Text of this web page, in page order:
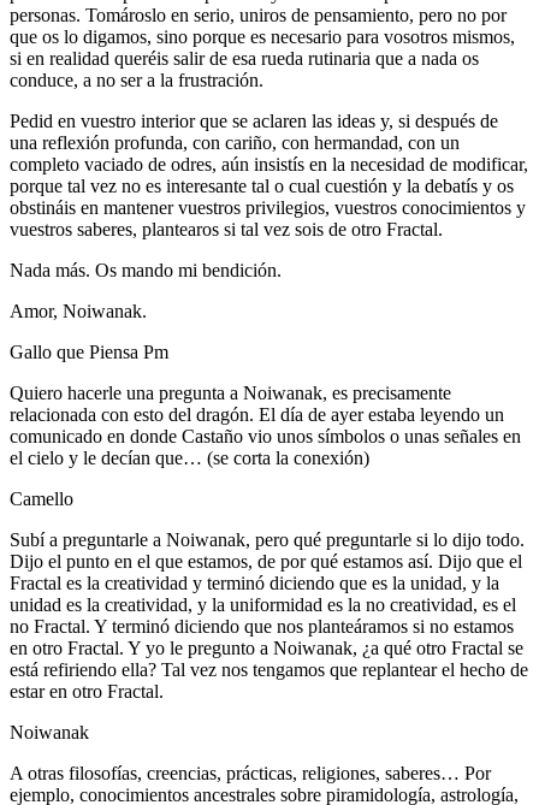
personas. Tomároslo en serio, uniros de pensamiento, pero no por
que os lo digamos, sino porque es necesario para vosotros mismos,
si en realidad queréis salir de esa rueda rutinaria que a nada os
conduce, a no ser a la frustración.
Pedid en vuestro interior que se aclaren las ideas y, si después de
una reflexión profunda, con cariño, con hermandad, con un
completo vaciado de odres, aún insistís en la necesidad de modificar,
porque tal vez no es interesante tal o cual cuestión y la debatís y os
obstináis en mantener vuestros privilegios, vuestros conocimientos y
vuestros saberes, plantearos si tal vez sois de otro Fractal.
Nada más. Os mando mi bendición.
Amor, Noiwanak.
Gallo que Piensa Pm
Quiero hacerle una pregunta a Noiwanak, es precisamente
relacionada con esto del dragón. El día de ayer estaba leyendo un
comunicado en donde Castaño vio unos símbolos o unas señales en
el cielo y le decían que… (se corta la conexión)
Camello
Subí a preguntarle a Noiwanak, pero qué preguntarle si lo dijo todo.
Dijo el punto en el que estamos, de por qué estamos así. Dijo que el
Fractal es la creatividad y terminó diciendo que es la unidad, y la
unidad es la creatividad, y la uniformidad es la no creatividad, es el
no Fractal. Y terminó diciendo que nos planteáramos si no estamos
en otro Fractal. Y yo le pregunto a Noiwanak, ¿a qué otro Fractal se
está refiriendo ella? Tal vez nos tengamos que replantear el hecho de
estar en otro Fractal.
Noiwanak
A otras filosofías, creencias, prácticas, religiones, saberes… Por
ejemplo, conocimientos ancestrales sobre piramidología, astrología,